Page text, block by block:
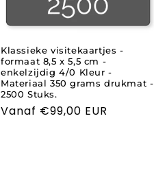
Klassieke visitekaartjes -
formaat 8,5 x 5,5 cm -
enkelzijdig 4/0 Kleur -
Materiaal 350 grams drukmat -
2500 Stuks.
Normale
Vanaf €99,00 EUR